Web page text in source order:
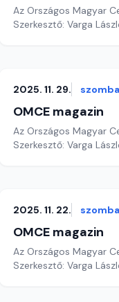
Az Országos Magyar
Szerkesztő: Varga
2025. 11. 29.
OMCE magazin
Az Országos Magyar
Szerkesztő: Varga
2025. 11. 22.
OMCE magazin
Az Országos Magyar
Szerkesztő: Varga